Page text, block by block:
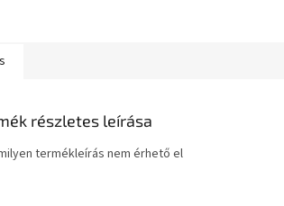
részletes leírása
termékleírás nem érhető el